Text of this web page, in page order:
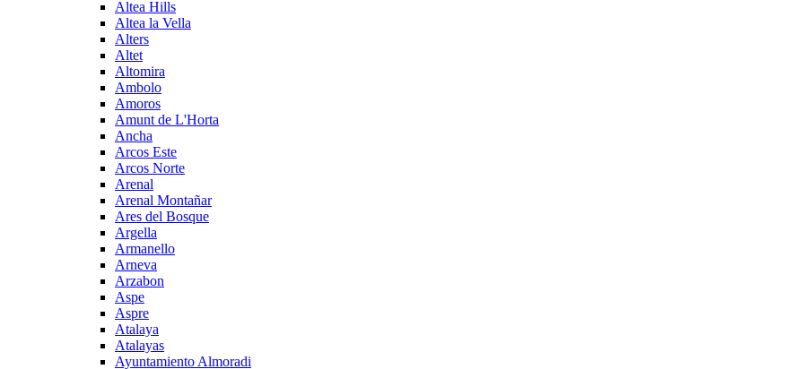
Altea Hills
Altea la Vella
Alters
Altet
Altomira
Ambolo
Amoros
Amunt de L'Horta
Ancha
Arcos Este
Arcos Norte
Arenal
Arenal Montañar
Ares del Bosque
Argella
Armanello
Arneva
Arzabon
Aspe
Aspre
Atalaya
Atalayas
Ayuntamiento Almoradi